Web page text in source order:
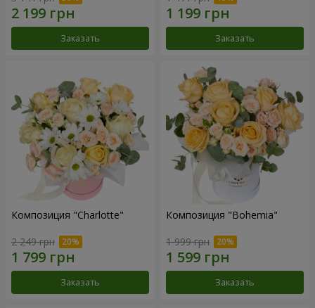
Заказать Заказать
Композиция "Charlotte"
2 249 грн
Заказать
Композиция "Bohemia"
1 999 грн
Заказать